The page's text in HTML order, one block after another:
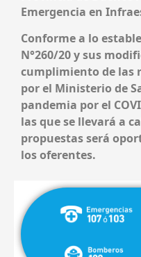
Emergencia en
Conforme a lo
N°260/20 y sus
cumplimiento de las
por el Ministerio de
pandemia por el
las que se llevará a
propuestas será
los oferentes.